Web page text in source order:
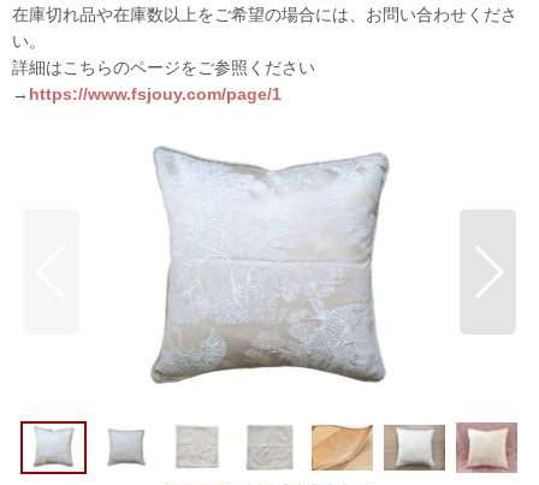
在庫切れ品や在庫数以上をご希望の場合には、お問い合わせくださ
い。
詳細はこちらのページをご参照ください
→ https://www.fsjouy.com/page/1